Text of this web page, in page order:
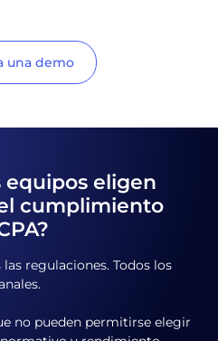
una demo
equipos eligen
cumplimiento
regulaciones. Todos los
no pueden permitirse elegir